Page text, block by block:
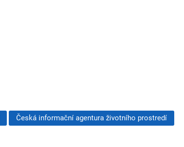
Česká informační agentura životního prostredí